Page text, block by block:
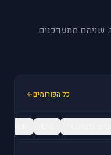
שניהם מתעדכנים
כל הפורומים